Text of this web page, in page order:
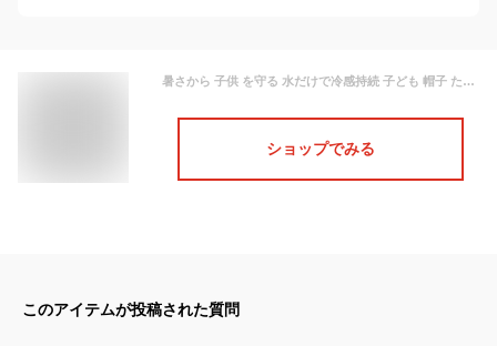
暑さから 子供 を守る 水だけで冷感持続 子ども 帽子 たれ付き ひんやり 涼しい キッズ 熱中症対策 帽子 冷却機能付き 冷える帽子 クールビット 【 coolbit UV フラップ キャップ 】 日焼け防止 グッズ UVカット 女の子 男の子 メッシュ 首 暑さ対策 グッズ
ショップでみる
このアイテムが投稿された質問